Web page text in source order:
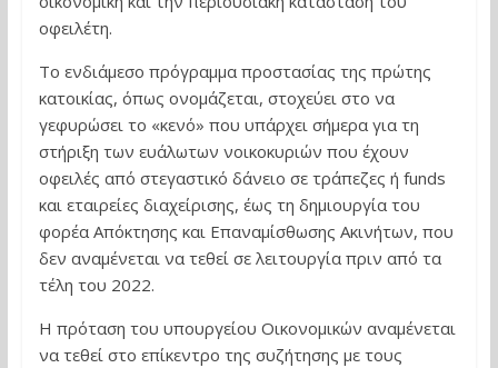
οφειλέτη.
Το ενδιάμεσο πρόγραμμα προστασίας της πρώτης
κατοικίας, όπως ονομάζεται, στοχεύει στο να
γεφυρώσει το «κενό» που υπάρχει σήμερα για τη
στήριξη των ευάλωτων νοικοκυριών που έχουν
οφειλές από στεγαστικό δάνειο σε τράπεζες ή funds
και εταιρείες διαχείρισης, έως τη δημιουργία του
φορέα Απόκτησης και Επαναμίσθωσης Ακινήτων, που
δεν αναμένεται να τεθεί σε λειτουργία πριν από τα
τέλη του 2022.
Η πρόταση του υπουργείου Οικονομικών αναμένεται
να τεθεί στο επίκεντρο της συζήτησης με τους